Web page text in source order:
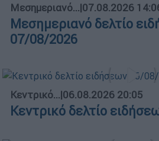
Μεσημεριανό...|07.08.2026
Μεσημεριανό δελτίο
07/08/2026
Κεντρικό...|06.08.2026 20:05
Κεντρικό δελτίο